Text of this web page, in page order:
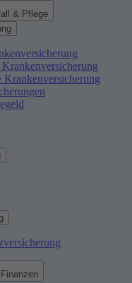
& Pflege
Krankenversicherung
Krankenversicherung